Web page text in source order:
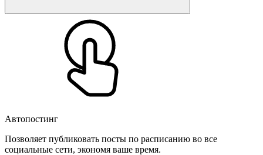
Автопостинг
Позволяет публиковать посты по расписанию во все
социальные сети, экономя ваше время.